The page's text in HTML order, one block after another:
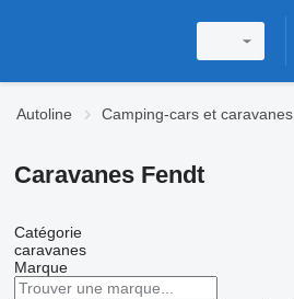
Autoline Camping-cars et caravanes
Caravanes Fendt
Catégorie
caravanes
Marque